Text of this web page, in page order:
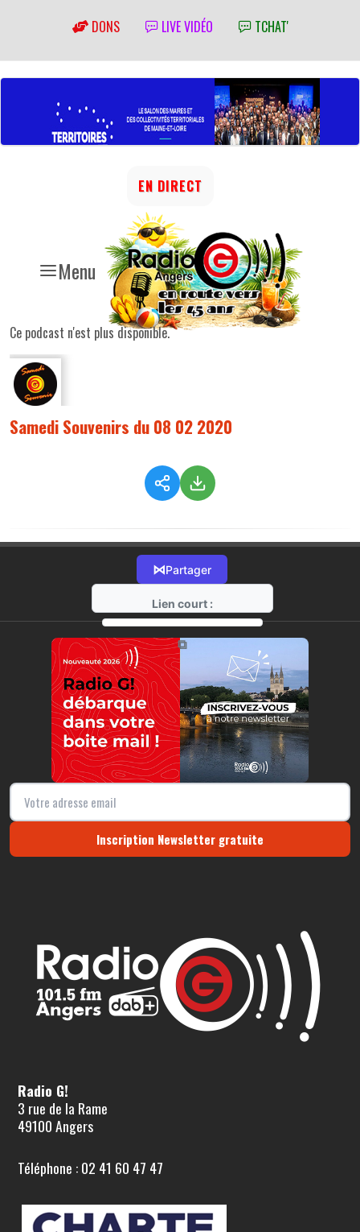
DONS LIVE VIDÉO TCHAT'
Menu
EN DIRECT
Ce podcast n'est plus disponible.
Samedi Souvenirs du 08 02 2020
⋈Partager
Lien court :
https://radio-g.fr?1447
⧉
Inscription Newsletter gratuite
Radio G!
3 rue de la Rame
49100 Angers
Téléphone : 02 41 60 47 47